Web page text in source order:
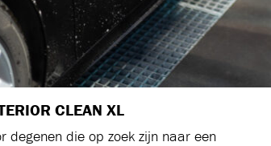
CLEAN XL
degenen die op zoek zijn naar een